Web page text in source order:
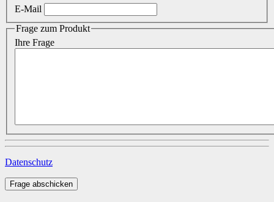
E-Mail
Frage zum Produkt
Ihre Frage
Datenschutz
Frage abschicken